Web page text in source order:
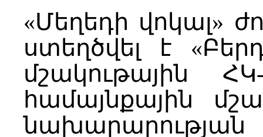
«Մեղեդի վոկալ»
ստեղծվել է
մշակութային
համայնքային